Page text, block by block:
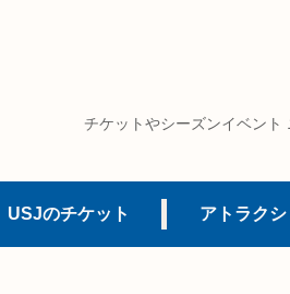
チケットやシーズンイベント
USJのチケット アトラク